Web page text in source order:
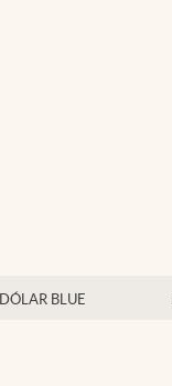
DÓLAR BLUE